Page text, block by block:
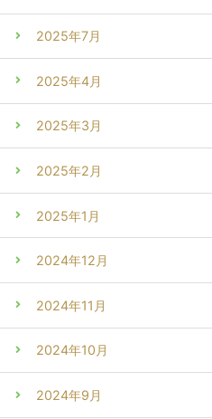
2025年7月
2025年4月
2025年3月
2025年2月
2025年1月
2024年12月
2024年11月
2024年10月
2024年9月